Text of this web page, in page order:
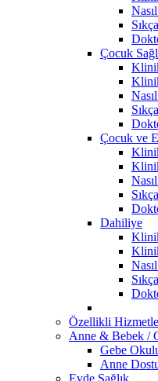
Çocuk
Çocuk ve
Dahiliye
Özellikli
Anne & Bebek /
Gebe
Anne
Evde Sağlık